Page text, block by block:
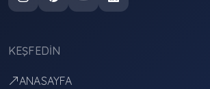
KEŞFEDIN
ANASAYFA